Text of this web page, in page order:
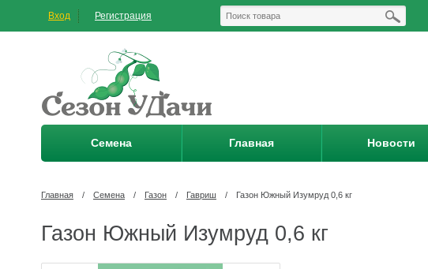
Вход Регистрация
Семена Главная Новости
Главная / Семена / Газон / Гавриш / Газон Южный Изумруд 0,6 кг
Газон Южный Изумруд 0,6 кг